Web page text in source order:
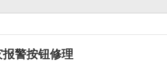
警按钮修理